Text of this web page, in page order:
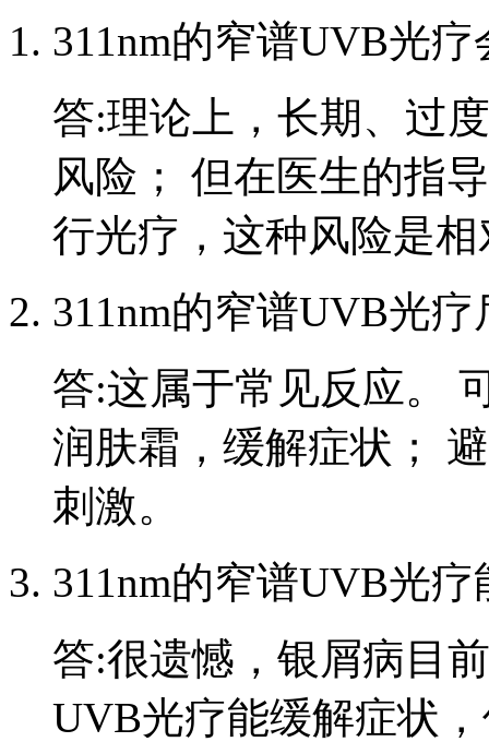
311nm的窄谱UVB光
答:理论上，长期、过
风险； 但在医生的指
行光疗，这种风险是
311nm的窄谱UVB光
答:这属于常见反应。
润肤霜，缓解症状；
刺激。
311nm的窄谱UVB光
答:很遗憾，银屑病目
UVB光疗能缓解症状